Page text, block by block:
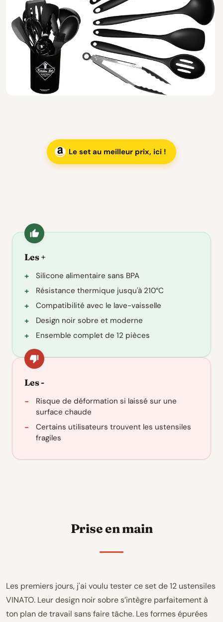
Le set au meilleur prix, ici !
Les +
Silicone alimentaire sans BPA
Résistance thermique jusqu'à 210°C
Compatibilité avec le lave-vaisselle
Design noir sobre et moderne
Ensemble complet de 12 pièces
Les -
Risque de déformation si laissé sur une
surface chaude
Certains utilisateurs trouvent les ustensiles
fragiles
Prise en main
Les premiers jours, j'ai voulu tester ce set de 12 ustensiles
VINATO. Leur design noir sobre s’intègre parfaitement à
ton plan de travail sans faire tâche. Les formes épurées